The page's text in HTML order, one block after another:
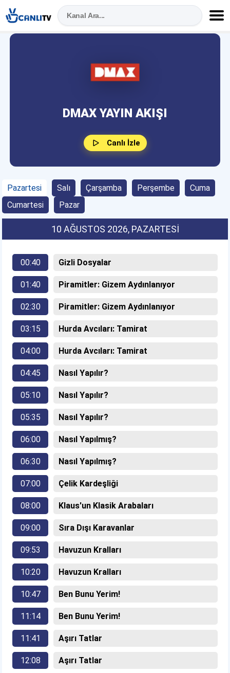
DMAX YAYIN AKIŞI
Canlı İzle
Pazartesi Salı Çarşamba Perşembe
Cuma
Cumartesi
Pazar
10 AĞUSTOS 2026, PAZARTESI
00:40 Gizli Dosyalar
01:40 Piramitler: Gizem Aydınlanıyor
02:30 Piramitler: Gizem Aydınlanıyor
03:15 Hurda Avcıları: Tamirat
04:00 Hurda Avcıları: Tamirat
04:45 Nasıl Yapılır?
05:10 Nasıl Yapılır?
05:35 Nasıl Yapılır?
06:00 Nasıl Yapılmış?
06:30 Nasıl Yapılmış?
07:00 Çelik Kardeşliği
08:00 Klaus'un Klasik Arabaları
09:00 Sıra Dışı Karavanlar
09:53 Havuzun Kralları
10:20 Havuzun Kralları
10:47 Ben Bunu Yerim!
11:14 Ben Bunu Yerim!
11:41 Aşırı Tatlar
12:08 Aşırı Tatlar